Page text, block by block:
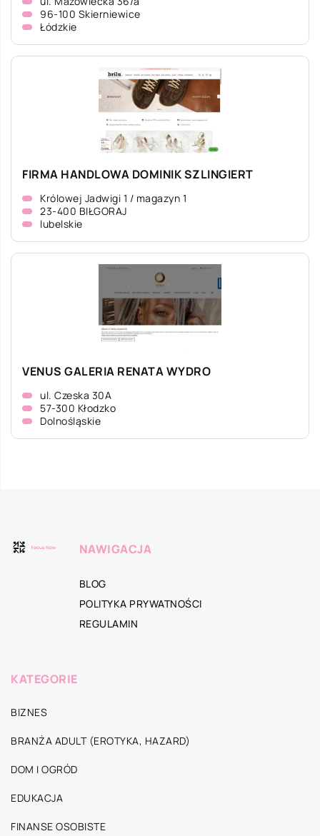
96-100 Skierniewice
Łódzkie
FIRMA HANDLOWA DOMINIK SZLINGIERT
Królowej Jadwigi 1 / magazyn 1
23-400 BIŁGORAJ
lubelskie
VENUS GALERIA RENATA WYDRO
ul. Czeska 30A
57-300 Kłodzko
Dolnośląskie
NAWIGACJA
BLOG
POLITYKA PRYWATNOŚCI
REGULAMIN
KATEGORIE
BIZNES
BRANŻA ADULT (EROTYKA, HAZARD)
DOM I OGRÓD
EDUKACJA
FINANSE OSOBISTE